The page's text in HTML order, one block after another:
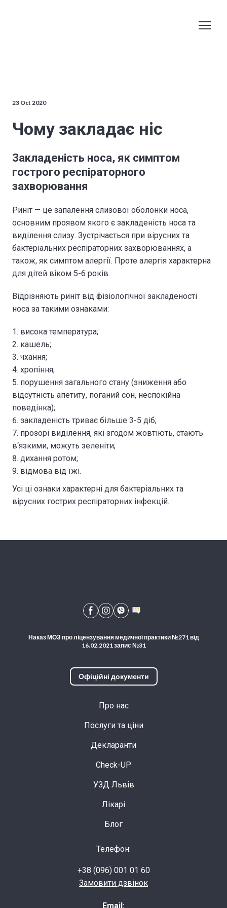
23 Oct 2020
Чому закладає ніс
Закладеність носа, як симптом
гострого респіраторного
захворювання
Риніт — це запалення слизової оболонки носа,
основним проявом якого є закладеність носа та
виділення слизу. Зустрічається при вірусних та
бактеріальних респіраторних захворюваннях, а
також, як симптом алергії. Проте алергія характерна
для дітей віком 5-6 років.
Відрізняють риніт від фізіологічної закладеності
носа за такими ознаками:
висока температура;
кашель;
чхання;
хропіння;
порушення загального стану (зниження або
відсутність апетиту, поганий сон, неспокійна
поведінка);
закладеність триває більше 3-5 діб;
прозорі виділення, які згодом жовтіють, стають
в‘язкими, можуть зеленіти;
дихання ротом;
відмова від їжі.
Усі ці ознаки характерні для бактеріальних та
вірусних гострих респіраторних інфекцій.
Наказ МОЗ про ліцензування медичної практики №271 від
16.02.2021 запис №31
Офіційні документи
Про нас
Послуги та ціни
Декларанти
Check-UP
УЗД Львів
Лікарі
Блог
Телефон:
+38 (096) 001 01 60
Замовити дзвінок
Email: